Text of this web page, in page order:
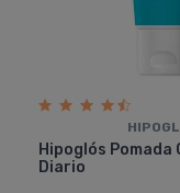
Hipoglós Pomada
Diario